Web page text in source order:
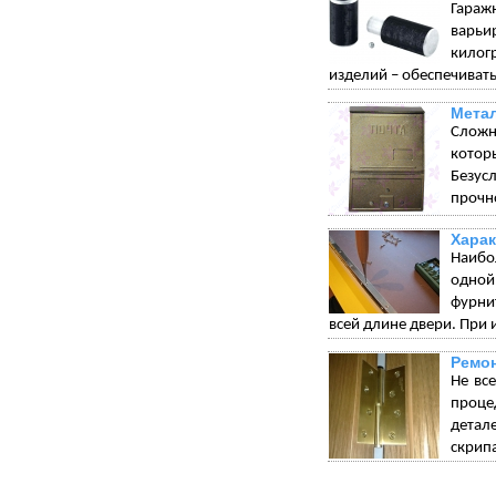
изделий –
всей длине двери. При
Не